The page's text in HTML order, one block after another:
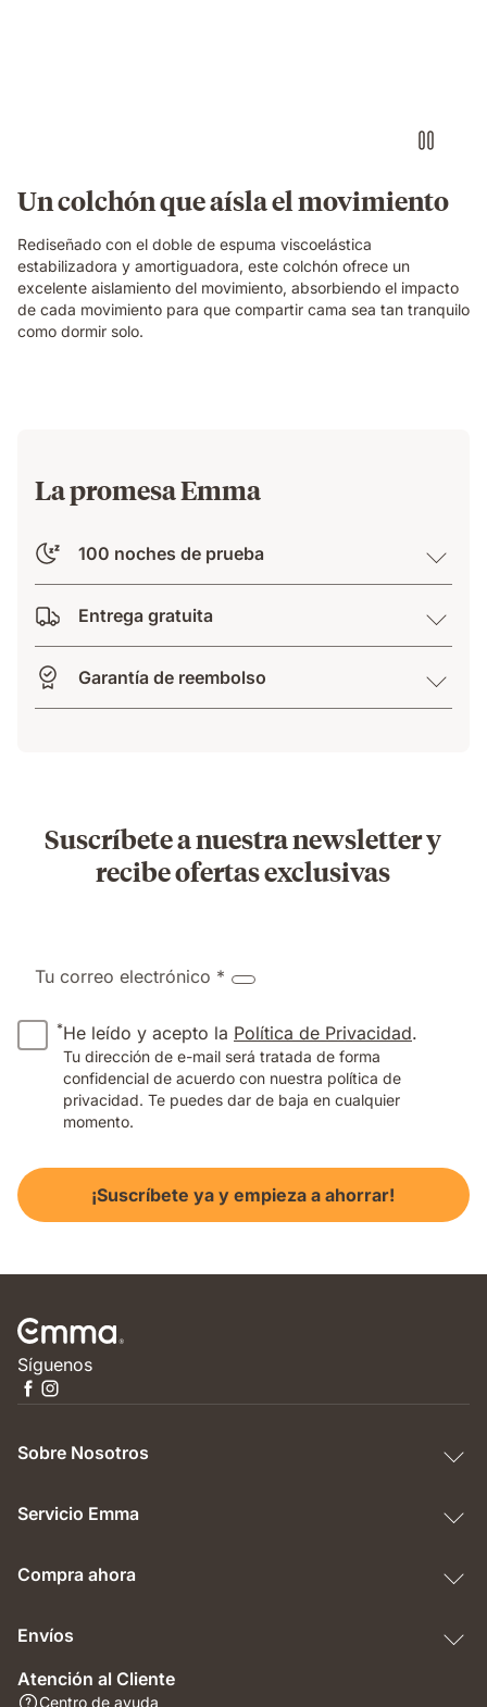
Original
while
their
partner
sleeps
undisturbed
Un colchón que aísla el movimiento
Rediseñado con el doble de espuma viscoelástica
estabilizadora y amortiguadora, este colchón ofrece un
excelente aislamiento del movimiento, absorbiendo el impacto
de cada movimiento para que compartir cama sea tan tranquilo
como dormir solo.
La promesa Emma
100 noches de prueba
Entrega gratuita
Garantía de reembolso
Suscríbete a nuestra newsletter y
recibe ofertas exclusivas
Tu correo electrónico *
*He leído y acepto la Política de Privacidad.
Tu dirección de e-mail será tratada de forma
confidencial de acuerdo con nuestra política de
privacidad. Te puedes dar de baja en cualquier
momento.
¡Suscríbete ya y empieza a ahorrar!
Síguenos
Sobre Nosotros
Servicio Emma
Compra ahora
Envíos
Atención al Cliente
Centro de ayuda